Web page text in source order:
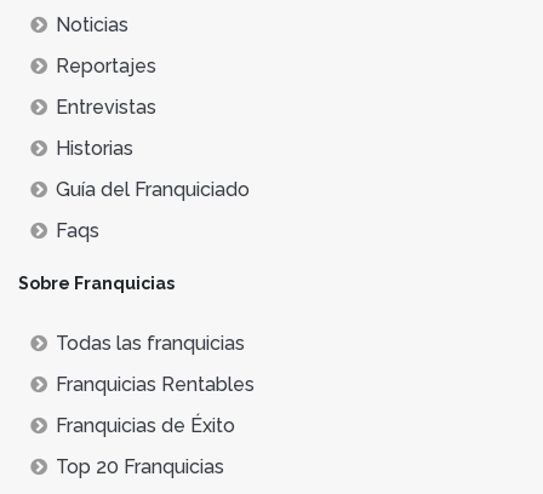
Noticias
Reportajes
Entrevistas
Historias
Guía del Franquiciado
Faqs
Sobre Franquicias
Todas las franquicias
Franquicias Rentables
Franquicias de Éxito
Top 20 Franquicias